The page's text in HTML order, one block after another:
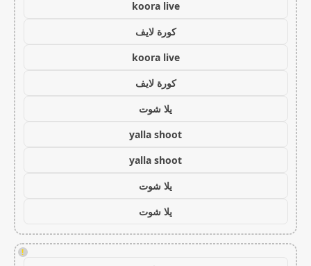
koora live
كورة لايف
koora live
كورة لايف
يلا شوت
yalla shoot
yalla shoot
يلا شوت
يلا شوت
!